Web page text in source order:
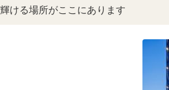
ける場所がここにあります